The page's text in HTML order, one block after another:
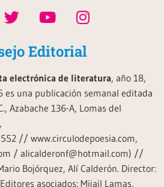
Editorial
electrónica de literatura, año 18,
es una publicación semanal editada
Azabache 136-A, Lomas del
// www.circulodepoesia.com,
/ alicalderonf@hotmail.com) //
Bojórquez, Alí Calderón. Director:
asociados: Mijail Lamas,